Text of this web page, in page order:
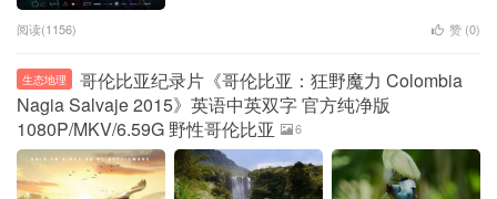
阅读(1156) 赞 (0)
生态地理
哥伦比亚纪录片《哥伦比亚：狂野魔力 Colombia
Nagia Salvaje 2015》英语中英双字 官方纯净版
1080P/MKV/6.59G 野性哥伦比亚
6